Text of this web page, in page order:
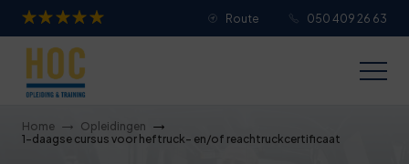
Route 050 409 26 63
Home
Opleidingen
1-daagse cursus voor heftruck- en/of reachtruckcertificaat
Je overall waardering
Titel van je beoordeling
Je beoordeling